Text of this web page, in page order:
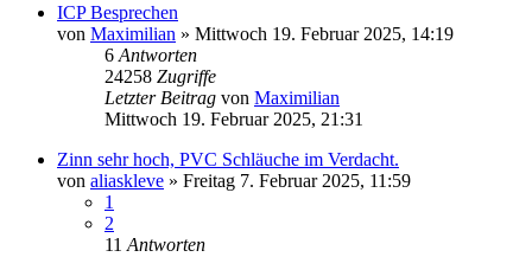
ICP Besprechen
von Maximilian » Mittwoch 19. Februar 2025, 14:19
6 Antworten
24258 Zugriffe
Letzter Beitrag von Maximilian
Mittwoch 19. Februar 2025, 21:31
Zinn sehr hoch, PVC Schläuche im Verdacht.
von aliaskleve » Freitag 7. Februar 2025, 11:59
1
2
11 Antworten